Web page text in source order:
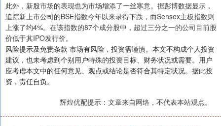
此外，新股市场的表现也为市场增添了一丝寒意。据彭博数据显示，
追踪新上市公司的BSE指数今年以来录得下跌，而Sensex主板指数则
上涨了约4%。在该指数的87个成分股中，超过三分之一的公司目前股
价低于其IPO发行价。
风险提示及免责条款 市场有风险，投资需谨慎。本文不构成个人投资
建议，也未考虑到个别用户特殊的投资目标、财务状况或需要。用户
应考虑本文中的任何意见、观点或结论是否符合其特定状况。据此投
资，责任自负。
辉煌优配提示：文章来自网络，不代表本站观点。